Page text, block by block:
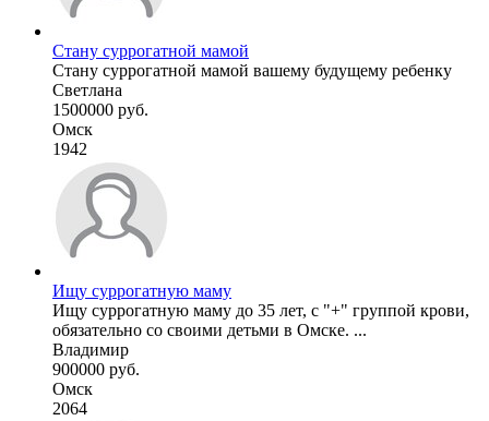
Стану суррогатной мамой
Стану суррогатной мамой вашему будущему ребенку
Светлана
1500000 руб.
Омск
1942
Ищу суррогатную маму
Ищу суррогатную маму до 35 лет, с "+" группой крови,
обязательно со своими детьми в Омске. ...
Владимир
900000 руб.
Омск
2064